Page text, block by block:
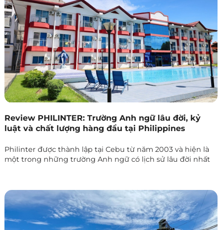
Review PHILINTER: Trường Anh ngữ lâu đời, kỷ
luật và chất lượng hàng đầu tại Philippines
Philinter được thành lập tại Cebu từ năm 2003 và hiện là
một trong những trường Anh ngữ có lịch sử lâu đời nhất
ngữ khác tham khảo và noi theo.